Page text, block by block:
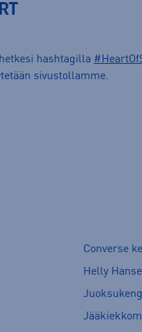
hashtagilla
sivustollamme.
Converse
Helly